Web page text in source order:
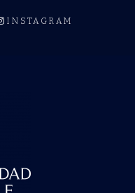
INSTAGRAM